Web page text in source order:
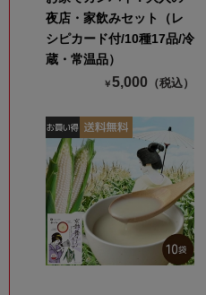
夜店・家飲みセット（レ
シピカード付/10種17品/冷
蔵・常温品）
￥5,000 （税込）